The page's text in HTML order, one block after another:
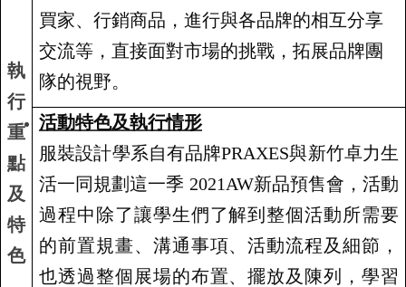
執
行
重
點
及
特
色
買家、行銷商品，進行與各品牌的相互分享
交流等，直接面對市場的挑戰，拓展品牌團
隊的視野。
活動特色及執行情形
服裝設計學系自有品牌PRAXES與新竹卓力生
活一同規劃這一季 2021AW新品預售會，活動
過程中除了讓學生們了解到整個活動所需要
的前置規畫、溝通事項、活動流程及細節，
也透過整個展場的布置、擺放及陳列，學習